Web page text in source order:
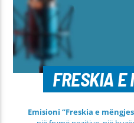
FRESKIA E
Emisioni “Freskia e